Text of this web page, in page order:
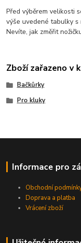
Před výběrem velikosti
výše uvedené tabulky
Nevíte, jak změřit
Zboží zařazeno v
Bačkůrky
Pro kluky
Informace pro
Obchodní
Doprava a platba
Vrácení zboží